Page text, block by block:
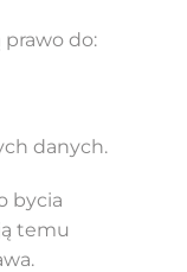
prawo do:
danych.
bycia
temu